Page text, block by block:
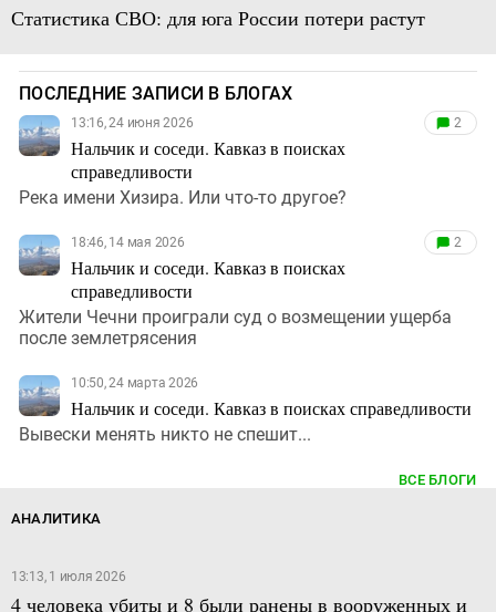
Статистика СВО: для юга России потери растут
ПОСЛЕДНИЕ ЗАПИСИ В БЛОГАХ
13:16, 24 июня 2026
Нальчик и соседи. Кавказ в поисках
справедливости
2
Река имени Хизира. Или что-то другое?
18:46, 14 мая 2026
Нальчик и соседи. Кавказ в поисках
справедливости
2
Жители Чечни проиграли суд о возмещении ущерба
после землетрясения
10:50, 24 марта 2026
Нальчик и соседи. Кавказ в поисках справедливости
Вывески менять никто не спешит...
ВСЕ БЛОГИ
АНАЛИТИКА
13:13, 1 июля 2026
4 человека убиты и 8 были ранены в вооруженных и